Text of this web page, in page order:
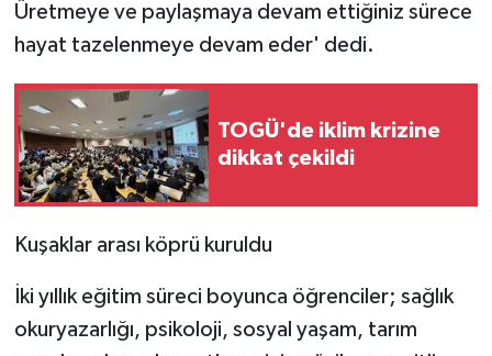
Üretmeye ve paylaşmaya devam ettiğiniz sürece
hayat tazelenmeye devam eder' dedi.
TOGÜ'de iklim krizine
dikkat çekildi
Kuşaklar arası köprü kuruldu
İki yıllık eğitim süreci boyunca öğrenciler; sağlık
okuryazarlığı, psikoloji, sosyal yaşam, tarım